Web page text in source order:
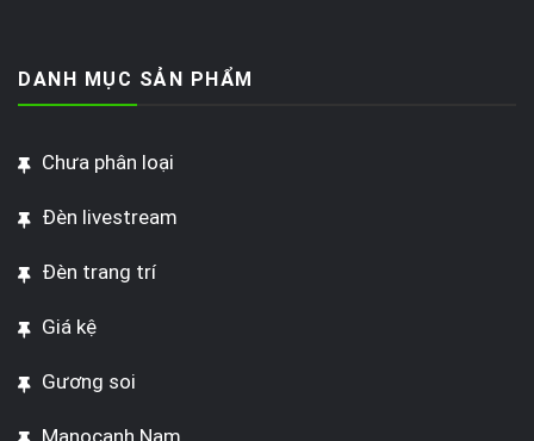
DANH MỤC SẢN PHẨM
Chưa phân loại
Đèn livestream
Đèn trang trí
Giá kệ
Gương soi